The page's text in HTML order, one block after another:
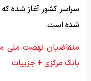
شده است.
متقاضیان نهضت ملی
بانک مرکزی + جزییات